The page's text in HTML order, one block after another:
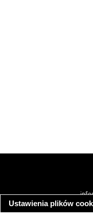
Ustawienia plików
informacja